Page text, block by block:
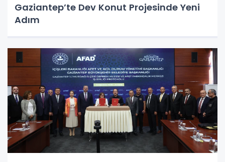
Gaziantep’te Dev Konut Projesinde Yeni
Adım